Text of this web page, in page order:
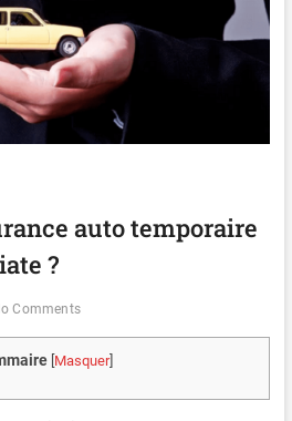
auto temporaire
?
Comments
[Masquer]